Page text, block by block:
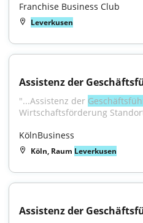
Franchise Business Club
Leverkusen
Assistenz der
"...Assistenz der
Wirtschaftsförderung
KölnBusiness
Köln, Raum Leverkusen
Assistenz der